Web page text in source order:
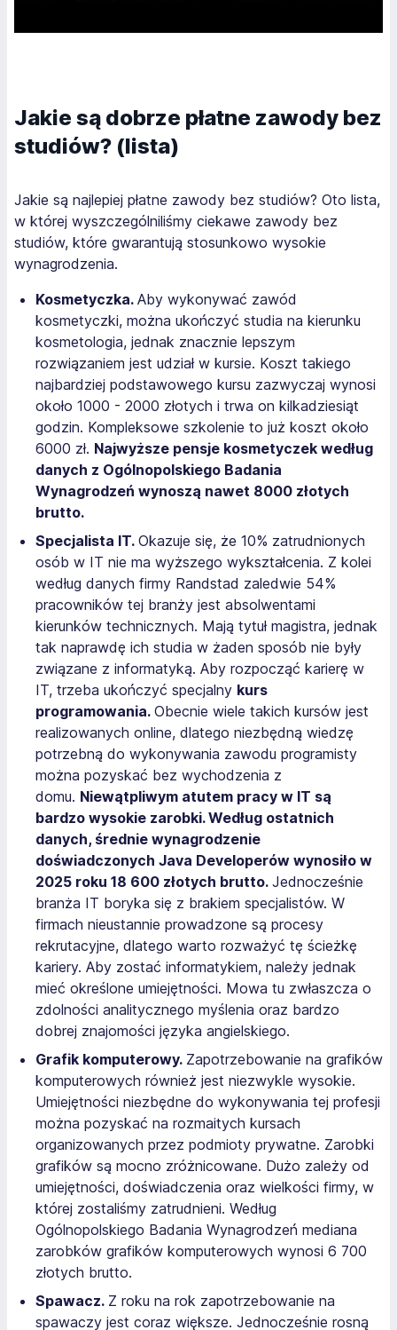
Jakie są dobrze płatne zawody bez
studiów? (lista)
Jakie są najlepiej płatne zawody bez studiów? Oto lista,
w której wyszczególniliśmy ciekawe zawody bez
studiów, które gwarantują stosunkowo wysokie
wynagrodzenia.
Kosmetyczka. Aby wykonywać zawód
kosmetyczki, można ukończyć studia na kierunku
kosmetologia, jednak znacznie lepszym
rozwiązaniem jest udział w kursie. Koszt takiego
najbardziej podstawowego kursu zazwyczaj wynosi
około 1000 - 2000 złotych i trwa on kilkadziesiąt
godzin. Kompleksowe szkolenie to już koszt około
6000 zł. Najwyższe pensje kosmetyczek według
danych z Ogólnopolskiego Badania
Wynagrodzeń wynoszą nawet 8000 złotych
brutto.
Specjalista IT. Okazuje się, że 10% zatrudnionych
osób w IT nie ma wyższego wykształcenia. Z kolei
według danych firmy Randstad zaledwie 54%
pracowników tej branży jest absolwentami
kierunków technicznych. Mają tytuł magistra, jednak
tak naprawdę ich studia w żaden sposób nie były
związane z informatyką. Aby rozpocząć karierę w
IT, trzeba ukończyć specjalny kurs
programowania. Obecnie wiele takich kursów jest
realizowanych online, dlatego niezbędną wiedzę
potrzebną do wykonywania zawodu programisty
można pozyskać bez wychodzenia z
domu. Niewątpliwym atutem pracy w IT są
bardzo wysokie zarobki. Według ostatnich
danych, średnie wynagrodzenie
doświadczonych Java Developerów wynosiło w
2025 roku 18 600 złotych brutto. Jednocześnie
branża IT boryka się z brakiem specjalistów. W
firmach nieustannie prowadzone są procesy
rekrutacyjne, dlatego warto rozważyć tę ścieżkę
kariery. Aby zostać informatykiem, należy jednak
mieć określone umiejętności. Mowa tu zwłaszcza o
zdolności analitycznego myślenia oraz bardzo
dobrej znajomości języka angielskiego.
Grafik komputerowy. Zapotrzebowanie na grafików
komputerowych również jest niezwykle wysokie.
Umiejętności niezbędne do wykonywania tej profesji
można pozyskać na rozmaitych kursach
organizowanych przez podmioty prywatne. Zarobki
grafików są mocno zróżnicowane. Dużo zależy od
umiejętności, doświadczenia oraz wielkości firmy, w
której zostaliśmy zatrudnieni. Według
Ogólnopolskiego Badania Wynagrodzeń mediana
zarobków grafików komputerowych wynosi 6 700
złotych brutto.
Spawacz. Z roku na rok zapotrzebowanie na
spawaczy jest coraz większe. Jednocześnie rosną